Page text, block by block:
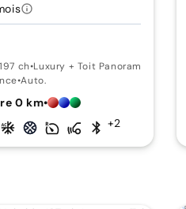
ch•Luxury + Toit Panoramique
•Auto.
0 km•
+2